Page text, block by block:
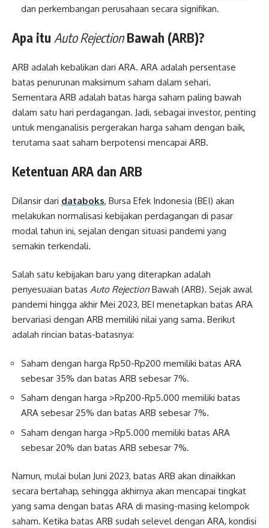
dan perkembangan perusahaan secara signifikan.
Apa itu Auto RejectionBawah (ARB)?
ARB adalah kebalikan dari ARA. ARA adalah persentase
batas penurunan maksimum saham dalam sehari.
Sementara ARB adalah batas harga saham paling bawah
dalam satu hari perdagangan. Jadi, sebagai investor, penting
untuk menganalisis pergerakan harga saham dengan baik,
terutama saat saham berpotensi mencapai ARB.
Ketentuan ARA dan ARB
Dilansir dari databoks, Bursa Efek Indonesia (BEI) akan
melakukan normalisasi kebijakan perdagangan di pasar
modal tahun ini, sejalan dengan situasi pandemi yang
semakin terkendali.
Salah satu kebijakan baru yang diterapkan adalah
penyesuaian batas Auto Rejection Bawah (ARB). Sejak awal
pandemi hingga akhir Mei 2023, BEI menetapkan batas ARA
bervariasi dengan ARB memiliki nilai yang sama. Berikut
adalah rincian batas-batasnya:
Saham dengan harga Rp50-Rp200 memiliki batas ARA
sebesar 35% dan batas ARB sebesar 7%.
Saham dengan harga >Rp200-Rp5.000 memiliki batas
ARA sebesar 25% dan batas ARB sebesar 7%.
Saham dengan harga >Rp5.000 memiliki batas ARA
sebesar 20% dan batas ARB sebesar 7%.
Namun, mulai bulan Juni 2023, batas ARB akan dinaikkan
secara bertahap, sehingga akhirnya akan mencapai tingkat
yang sama dengan batas ARA di masing-masing kelompok
saham. Ketika batas ARB sudah selevel dengan ARA, kondisi